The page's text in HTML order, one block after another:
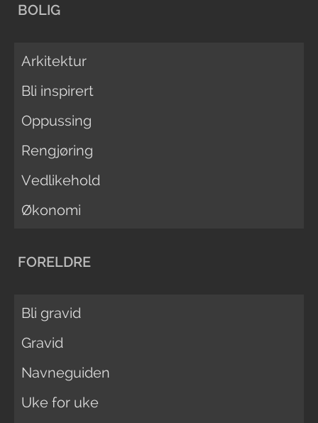
BOLIG
Arkitektur
Bli inspirert
Oppussing
Rengjøring
Vedlikehold
Økonomi
FORELDRE
Bli gravid
Gravid
Navneguiden
Uke for uke